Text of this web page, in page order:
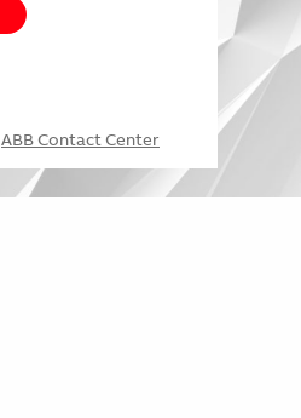
ABB Contact Center